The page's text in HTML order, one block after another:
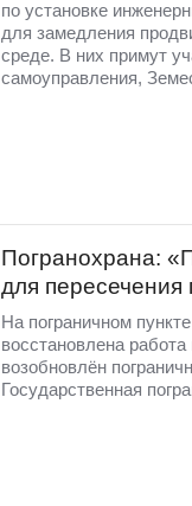
по установке
для замедления
среде. В них примут
самоуправления,
Погранохрана:
для пересечения
На пограничном
восстановлена
возобновлён
Государственная